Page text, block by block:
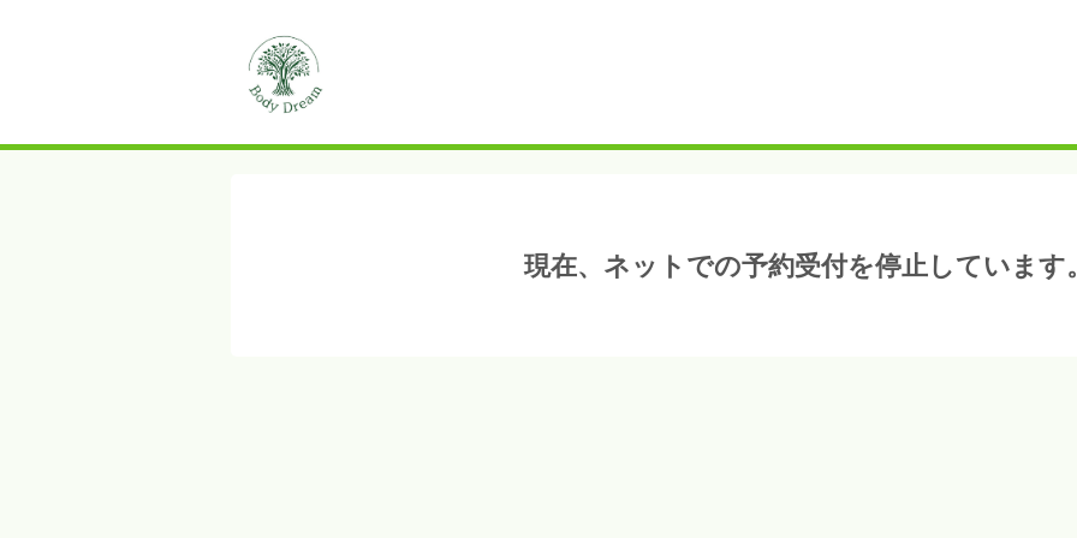
現在、ネットでの予約受付を停止しています